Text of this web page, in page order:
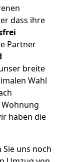
dass ihre
Partner
breite
Wahl
haben die
uns noch